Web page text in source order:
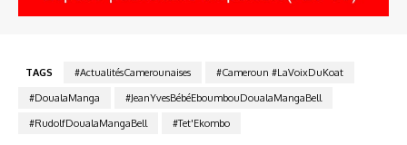
TAGS #ActualitésCamerounaises
#Cameroun #LaVoixDuKoat
#DoualaManga
#JeanYvesBébéEboumbouDoualaMangaBell
#RudolfDoualaMangaBell
#Tet'Ekombo